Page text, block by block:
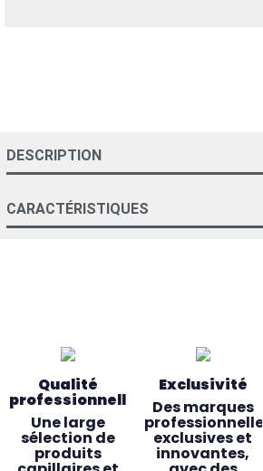
DESCRIPTION
CARACTÉRISTIQUES
Qualité
professionnelle
Une large
sélection de
produits
Exclusivité
Des marques
professionnelles
exclusives et
innovantes,